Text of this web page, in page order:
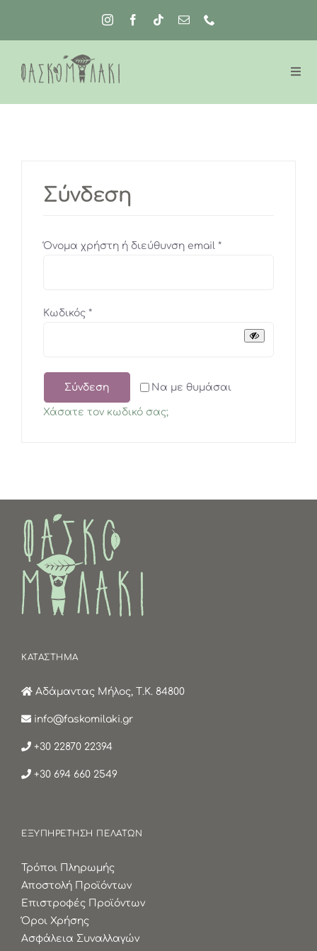
περιεχόμενο
Σύνδεση
Όνομα χρήστη ή διεύθυνση email *Απαιτείται
Κωδικός *Απαιτείται
Να με θυμάσαι
Σύνδεση
Χάσατε τον κωδικό σας;
ΚΑΤΑΣΤΗΜΑ
Αδάμαντας Μήλος, Τ.Κ. 84800
info@faskomilaki.gr
+30 22870 22394
+30 694 660 2549
ΕΞΥΠΗΡΕΤΗΣΗ ΠΕΛΑΤΩΝ
Τρόποι Πληρωμής
Αποστολή Προϊόντων
Επιστροφές Προϊόντων
Όροι Χρήσης
Ασφάλεια Συναλλαγών